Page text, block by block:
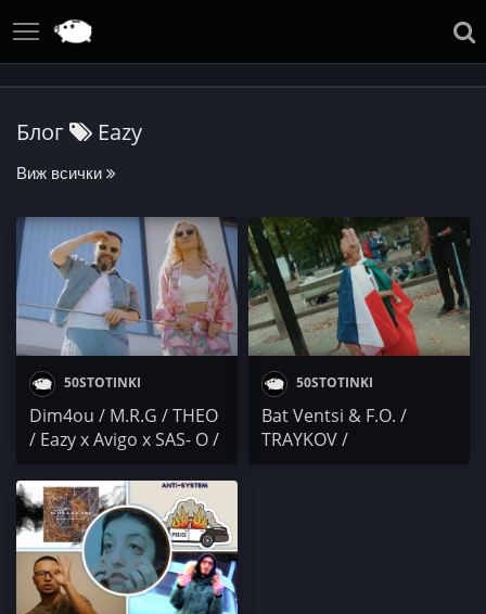
Блог Eazy
Виж всички
50STOTINKI
Dim4ou / M.R.G / THEO
/ Eazy x Avigo x SAS- O /
& DRINK / So Called
Crew
50STOTINKI
Bat Ventsi & F.O. /
TRAYKOV /